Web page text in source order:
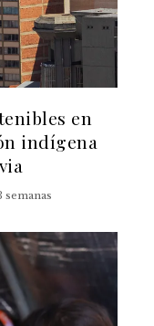
en
indígena
semanas